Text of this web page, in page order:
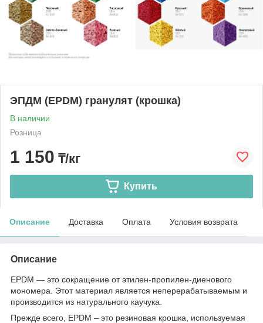
ЭПДМ (EPDM) гранулят (крошка)
В наличии
Розница
1 150 ₸/кг
Купить
Описание Доставка Оплата Условия возврата
Описание
EPDM — это сокращение от этилен-пропилен-диенового
мономера. Этот материал является неперерабатываемым и
производится из натурального каучука.
Прежде всего, EPDM – это резиновая крошка, используемая